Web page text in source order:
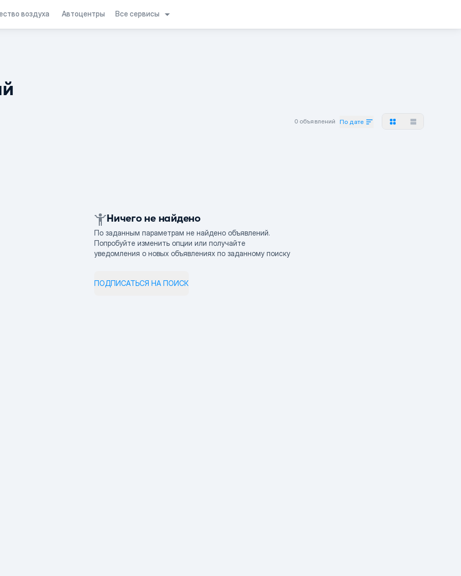
воздуха Автоцентры Все сервисы
0 объявлений По дате
Ничего не найдено
По заданным параметрам не найдено объявлений.
Попробуйте изменить опции или получайте
уведомления о новых объявлениях по заданному поиску
ПОДПИСАТЬСЯ НА ПОИСК